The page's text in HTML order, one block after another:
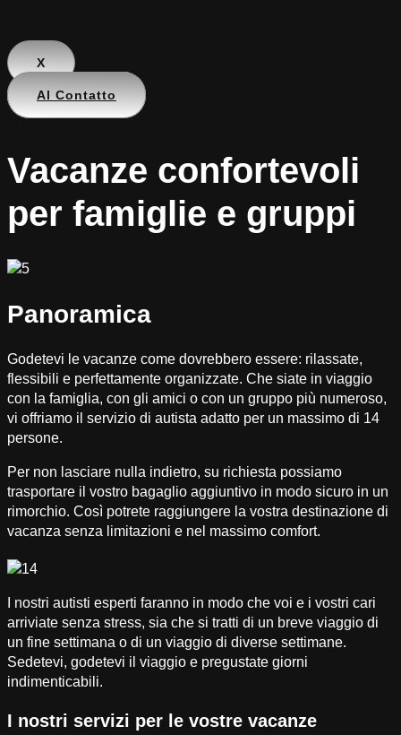
X
Al Contatto
Vacanze confortevoli
per famiglie e gruppi
Panoramica
Godetevi le vacanze come dovrebbero essere: rilassate,
flessibili e perfettamente organizzate. Che siate in viaggio
con la famiglia, con gli amici o con un gruppo più numeroso,
vi offriamo il servizio di autista adatto per un massimo di 14
persone.
Per non lasciare nulla indietro, su richiesta possiamo
trasportare il vostro bagaglio aggiuntivo in modo sicuro in un
rimorchio. Così potrete raggiungere la vostra destinazione di
vacanza senza limitazioni e nel massimo comfort.
I nostri autisti esperti faranno in modo che voi e i vostri cari
arriviate senza stress, sia che si tratti di un breve viaggio di
un fine settimana o di un viaggio di diverse settimane.
Sedetevi, godetevi il viaggio e pregustate giorni
indimenticabili.
I nostri servizi per le vostre vacanze